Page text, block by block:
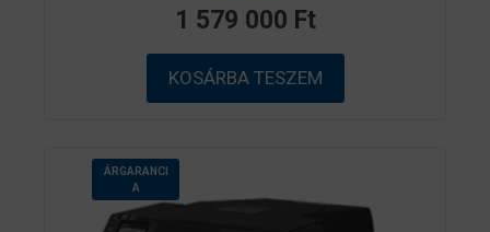
5
b
ő
l
1 579 000 Ft
KOSÁRBA TESZEM
ÁRGARANCI
A